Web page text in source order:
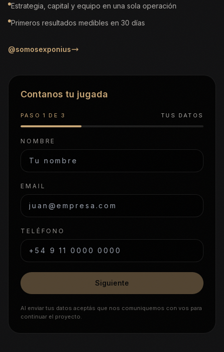
Estrategia, capital y equipo en una sola operación
Primeros resultados medibles en 30 días
@somosexponius
Contanos tu jugada
PASO 1 DE 3 TUS DATOS
NOMBRE
EMAIL
TELÉFONO
Siguiente
Al enviar tus datos aceptás que nos comuniquemos con vos para
continuar el proyecto.